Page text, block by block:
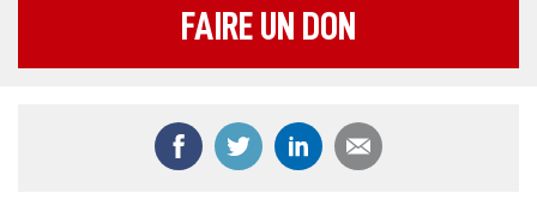
FAIRE UN DON
Partager ce contenu sur Facebook
Partager ce contenu sur Twitter
Partager ce contenu